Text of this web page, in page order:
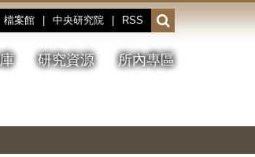
檔案館 中央研究院 RSS
開
啟
或
收
研究資源 所內專區
停、
圖
圖
結